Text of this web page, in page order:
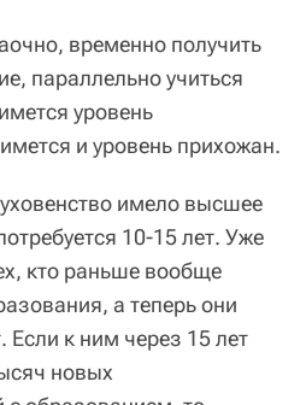
временно получить
параллельно учиться
уровень
и уровень прихожан.
имело высшее
10-15 лет. Уже
кто раньше вообще
а теперь они
Если к ним через 15 лет
новых